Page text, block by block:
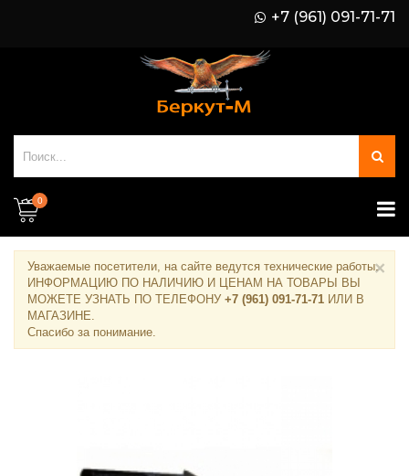
+7 (961) 091-71-71
0
Уважаемые посетители, на сайте ведутся технические работы.
ИНФОРМАЦИЮ ПО НАЛИЧИЮ И ЦЕНАМ НА ТОВАРЫ ВЫ
МОЖЕТЕ УЗНАТЬ ПО ТЕЛЕФОНУ +7 (961) 091-71-71 ИЛИ В
МАГАЗИНЕ.
Спасибо за понимание.
×